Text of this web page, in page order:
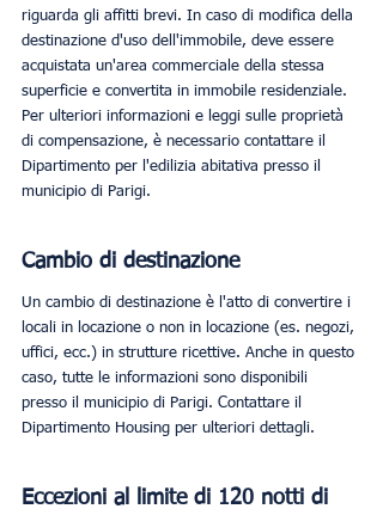
riguarda gli affitti brevi. In caso di modifica della
destinazione d'uso dell'immobile, deve essere
acquistata un'area commerciale della stessa
superficie e convertita in immobile residenziale.
Per ulteriori informazioni e leggi sulle proprietà
di compensazione, è necessario contattare il
Dipartimento per l'edilizia abitativa presso il
municipio di Parigi.
Cambio di destinazione
Un cambio di destinazione è l'atto di convertire i
locali in locazione o non in locazione (es. negozi,
uffici, ecc.) in strutture ricettive. Anche in questo
caso, tutte le informazioni sono disponibili
presso il municipio di Parigi. Contattare il
Dipartimento Housing per ulteriori dettagli.
Eccezioni al limite di 120 notti di